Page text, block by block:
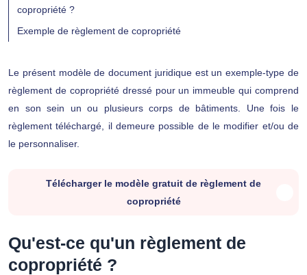
copropriété ?
Exemple de règlement de copropriété
Le présent modèle de document juridique est un exemple-type de
règlement de copropriété dressé pour un immeuble qui comprend
en son sein un ou plusieurs corps de bâtiments. Une fois le
règlement téléchargé, il demeure possible de le modifier et/ou de
le personnaliser.
Télécharger le modèle gratuit de règlement de
copropriété
Qu'est-ce qu'un règlement de
copropriété ?